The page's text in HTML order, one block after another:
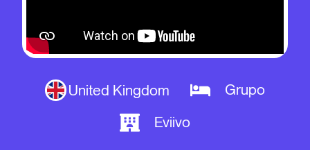
United Kingdom
Grupo
Eviivo